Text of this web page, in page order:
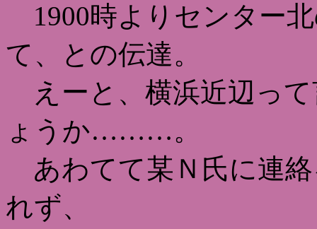
1900時よりセンター
て、との伝達。
えーと、横浜近辺っ
ょうか………。
あわてて某Ｎ氏に連
れず、